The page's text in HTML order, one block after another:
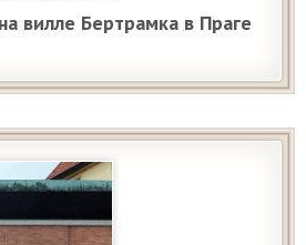
вилле Бертрамка в Праге